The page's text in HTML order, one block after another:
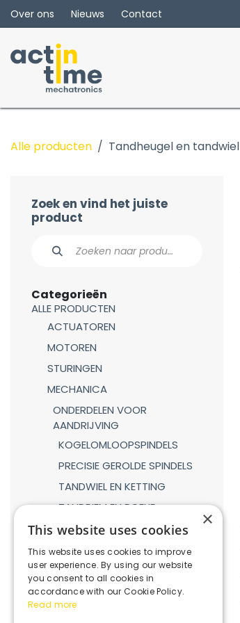
Overslaan naar inhoud
Over ons Nieuws Contact
Alle producten Tandheugel en tandwiel
Zoek en vind het juiste
product
Categorieën
ALLE PRODUCTEN
ACTUATOREN
MOTOREN
STURINGEN
MECHANICA
ONDERDELEN VOOR
AANDRIJVING
KOGELOMLOOPSPINDELS
PRECISIE GEROLDE SPINDELS
TANDWIEL EN KETTING
TANDRIEM EN POELIE
TANDHEUGEL EN TANDWIEL
LINEAIRE GELEIDINGEN
GASVEREN
KOPPELINGEN
REDUCTIEKASTEN
×
This website uses cookies
This website uses cookies to improve
user experience. By using our website
you consent to all cookies in
accordance with our Cookie Policy.
Read more